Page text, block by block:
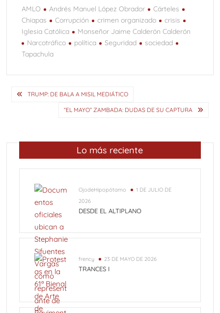
AMLO Andrés Manuel López Obrador
Cárteles
Chiapas
Corrupción crimen organizado
crisis
Iglesia Católica
Monseñor Jaime Calderón Calderón
Narcotráfico
política Seguridad
sociedad
Tapachula
Navegación
TRUMP: DE BALA A MISIL MEDIÁTICO
“EL MAYO” ZAMBADA: DUDAS DE SU CAPTURA
Lo más reciente
OjodeHipopótamo
1 DE JULIO DE
2026
DESDE EL ALTIPLANO
frency 23 DE MAYO DE 2026
TRANCES I